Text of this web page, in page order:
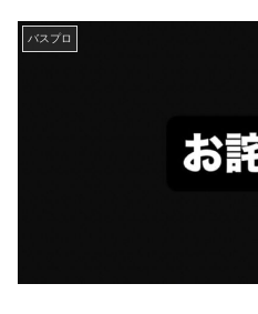
バスプロ